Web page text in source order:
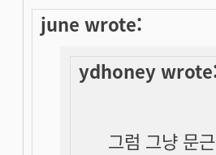
june wrote:
ydhoney
그럼 그냥 문